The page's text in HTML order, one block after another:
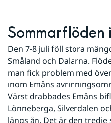
Sommarflöden
Den 7-8 juli föll stora
Småland och Dalarna.
man fick problem med
inom Emåns
Värst drabbades Emåns
Lönneberga, Silverdalen
längs ån. Det är den